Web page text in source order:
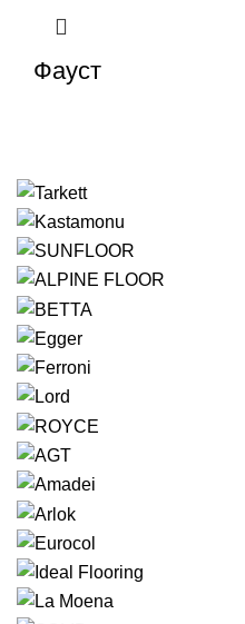
Фауст